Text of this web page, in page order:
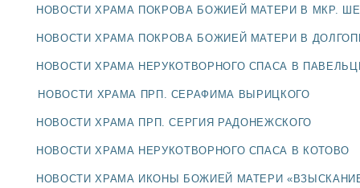
БЛАГОЧИНИЯ
БЛАГОЧИНИЕ
НОВОСТИ ХРАМА ПОКРОВА БОЖИЕЙ МАТЕРИ В МКР.
НОВОСТИ ХРАМА ПОКРОВА БОЖИЕЙ МАТЕРИ В
НОВОСТИ ХРАМА НЕРУКОТВОРНОГО СПАСА В
НОВОСТИ ХРАМА ПРП. СЕРАФИМА ВЫРИЦКОГО
НОВОСТИ ХРАМА ПРП. СЕРГИЯ РАДОНЕЖСКОГО
НОВОСТИ ХРАМА НЕРУКОТВОРНОГО СПАСА В КОТОВО
НОВОСТИ ХРАМА ИКОНЫ БОЖИЕЙ МАТЕРИ